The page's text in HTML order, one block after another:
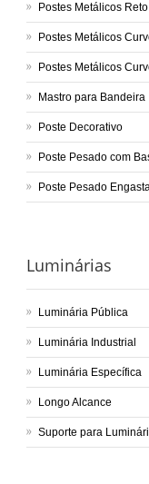
Postes Metálicos
Postes Metálicos
Postes Metálicos
Mastro para Bandeira
Poste Decorativo
Poste Pesado com
Poste Pesado
Luminárias
Luminária Pública
Luminária Industrial
Luminária Específica
Longo Alcance
Suporte para